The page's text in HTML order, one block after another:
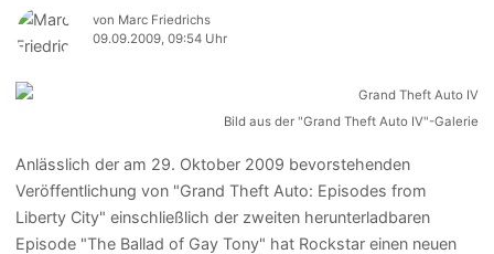
von Marc Friedrichs
09.09.2009, 09:54 Uhr
Bild aus der "Grand Theft Auto IV"-Galerie
Anlässlich der am 29. Oktober 2009 bevorstehenden
Veröffentlichung von "Grand Theft Auto: Episodes from
Liberty City" einschließlich der zweiten herunterladbaren
Episode "The Ballad of Gay Tony" hat Rockstar einen neuen